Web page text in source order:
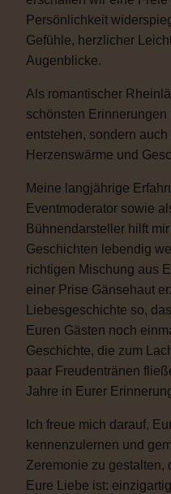
Persönlichkeit
Gefühle, herzlicher
Augenblicke.
Als romantischer
schönsten
entstehen, sondern
Herzenswärme und
Meine langjährige
Eventmoderator sowie
Bühnendarsteller hilft
Geschichten lebendig
richtigen Mischung aus
einer Prise Gänsehaut
Liebesgeschichte so,
Euren Gästen noch
Geschichte, die zum
paar Freudentränen
Jahre in Eurer
Ich freue mich darauf,
kennenzulernen und
Zeremonie zu gestalten,
Eure Liebe ist: